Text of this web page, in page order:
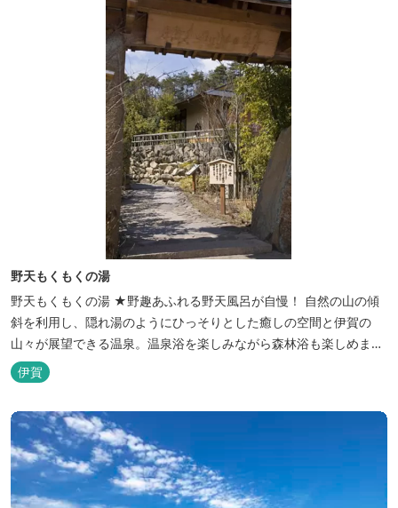
野天もくもくの湯
野天もくもくの湯 ★野趣あふれる野天風呂が自慢！ 自然の山の傾
斜を利用し、隠れ湯のようにひっそりとした癒しの空間と伊賀の
山々が展望できる温泉。温泉浴を楽しみながら森林浴も楽しめま
す。一枚岩をくり貫いてつくった湯船もあり、風情ある空間が魅力
です。 ★源泉100％の野天風呂 源泉100％の野天風呂が2つあり、
くりとゆ...
伊賀